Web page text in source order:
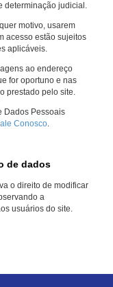
determinação judicial.
motivo, usarem
acesso estão sujeitos
aplicáveis.
ao endereço
for oportuno e nas
prestado pelo site.
Dados Pessoais
Conosco.
de dados
o direito de modificar
a
usuários do site.